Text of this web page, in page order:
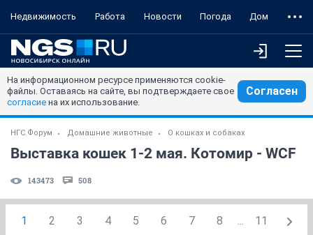
Недвижимость Работа Новости Погода Дом
На информационном ресурсе применяются cookie-
файлы. Оставаясь на сайте, вы подтверждаете свое
согласие на их использование.
Согласен
НГС.Форум Домашние животные О кошках и собаках
Выставка кошек 1-2 мая. Котомир - WCF
143473 508
1 2 3 4 5 6 7 8 ... 11